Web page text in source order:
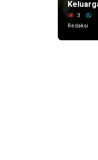
3
Redaksi